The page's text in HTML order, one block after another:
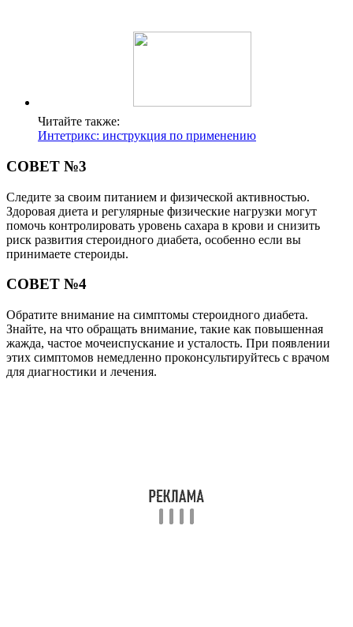
Читайте также:
Интетрикс: инструкция по применению
СОВЕТ №3
Следите за своим питанием и физической активностью.
Здоровая диета и регулярные физические нагрузки могут
помочь контролировать уровень сахара в крови и снизить
риск развития стероидного диабета, особенно если вы
принимаете стероиды.
СОВЕТ №4
Обратите внимание на симптомы стероидного диабета.
Знайте, на что обращать внимание, такие как повышенная
жажда, частое мочеиспускание и усталость. При появлении
этих симптомов немедленно проконсультируйтесь с врачом
для диагностики и лечения.